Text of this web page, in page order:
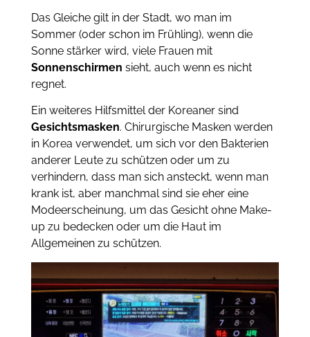
Das Gleiche gilt in der Stadt, wo man im
Sommer (oder schon im Frühling), wenn die
Sonne stärker wird, viele Frauen mit
Sonnenschirmen sieht, auch wenn es nicht
regnet.
Ein weiteres Hilfsmittel der Koreaner sind
Gesichtsmasken. Chirurgische Masken werden
in Korea verwendet, um sich vor den Bakterien
anderer Leute zu schützen oder um zu
verhindern, dass man sich ansteckt, wenn man
krank ist, aber manchmal sind sie eher eine
Modeerscheinung, um das Gesicht ohne Make-
up zu bedecken oder um die Haut im
Allgemeinen zu schützen.